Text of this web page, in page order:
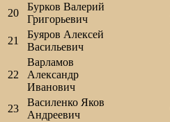
20
Бурков Валерий
Григорьевич
21
Буяров Алексей
Васильевич
22
Варламов
Александр
Иванович
23
Василенко Яков
Андреевич